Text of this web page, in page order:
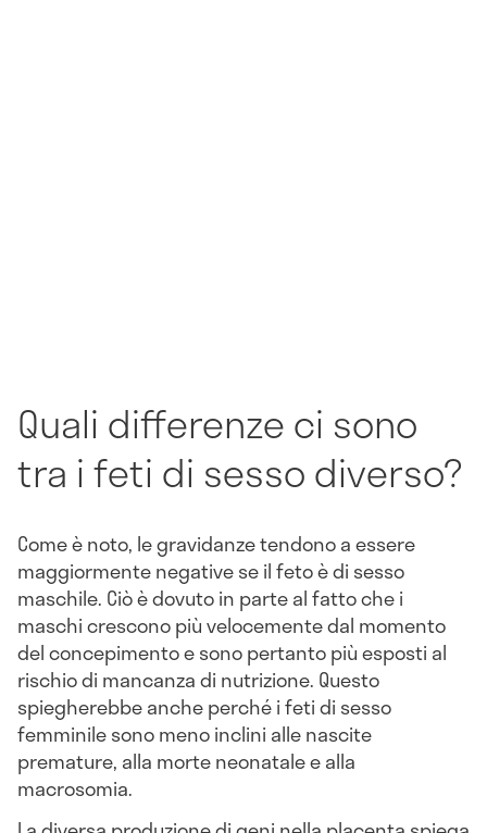
Quali differenze ci sono
tra i feti di sesso diverso?
Come è noto, le gravidanze tendono a essere
maggiormente negative se il feto è di sesso
maschile. Ciò è dovuto in parte al fatto che i
maschi crescono più velocemente dal momento
del concepimento e sono pertanto più esposti al
rischio di mancanza di nutrizione. Questo
spiegherebbe anche perché i feti di sesso
femminile sono meno inclini alle nascite
premature, alla morte neonatale e alla
macrosomia.